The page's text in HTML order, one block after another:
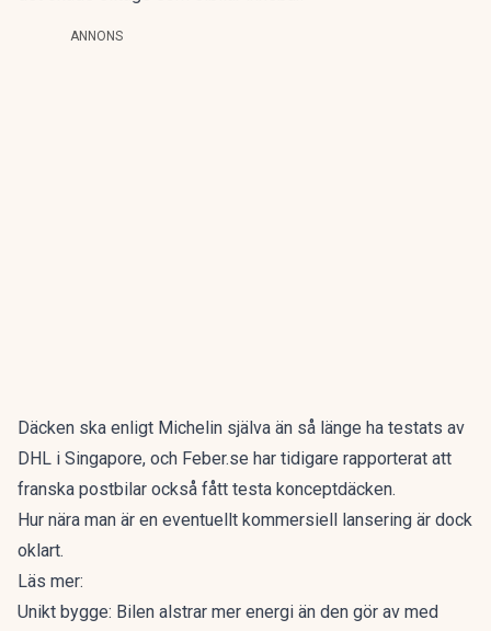
ANNONS
Däcken ska enligt Michelin själva än så länge ha testats av
DHL i Singapore, och Feber.se har tidigare rapporterat att
franska postbilar också fått testa konceptdäcken.
Hur nära man är en eventuellt kommersiell lansering är dock
oklart.
Läs mer:
Unikt bygge: Bilen alstrar mer energi än den gör av med